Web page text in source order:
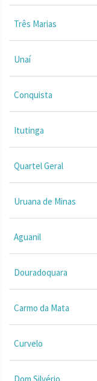
Três Marias
Unaí
Conquista
Itutinga
Quartel Geral
Uruana de Minas
Aguanil
Douradoquara
Carmo da Mata
Curvelo